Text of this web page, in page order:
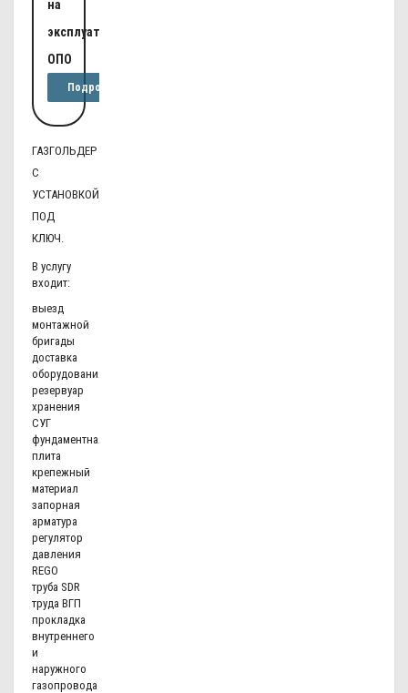
на
эксплуатацию
ОПО
Подробнее
ГАЗГОЛЬДЕР
С
УСТАНОВКОЙ
ПОД
КЛЮЧ.
В услугу
входит:
выезд
монтажной
бригады
доставка
оборудования
резервуар
хранения
СУГ
фундаментная
плита
крепежный
материал
запорная
арматура
регулятор
давления
REGO
труба SDR
труда ВГП
прокладка
внутреннего
и
наружного
газопровода